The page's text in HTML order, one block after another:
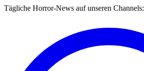
Tägliche Horror-News auf unseren Channels: